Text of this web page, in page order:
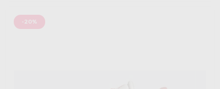
-20%